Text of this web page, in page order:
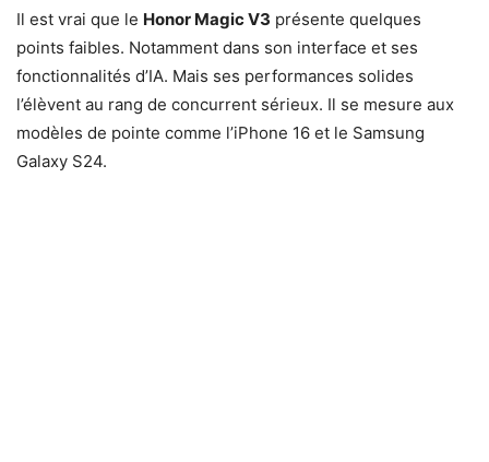
Il est vrai que le Honor Magic V3 présente quelques
points faibles. Notamment dans son interface et ses
fonctionnalités d’IA. Mais ses performances solides
l’élèvent au rang de concurrent sérieux. Il se mesure aux
modèles de pointe comme l’iPhone 16 et le Samsung
Galaxy S24.